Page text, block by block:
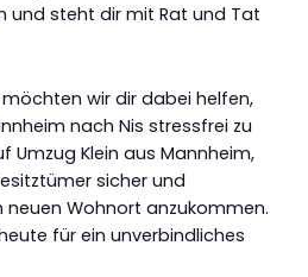
und steht dir mit Rat und Tat
wir dir dabei helfen,
nach Nis stressfrei zu
Umzug Klein aus Mannheim,
sicher und
neuen Wohnort anzukommen.
für ein unverbindliches